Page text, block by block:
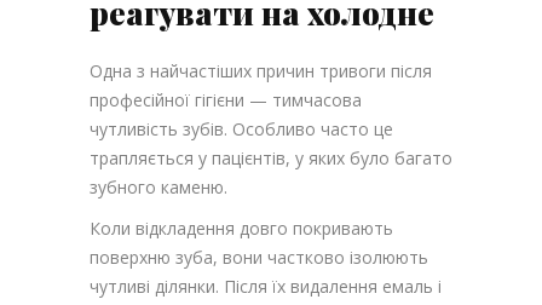
реагувати на холодне
Одна з найчастіших причин тривоги після
професійної гігієни — тимчасова
чутливість зубів. Особливо часто це
трапляється у пацієнтів, у яких було багато
зубного каменю.
Коли відкладення довго покривають
поверхню зуба, вони частково ізолюють
чутливі ділянки. Після їх видалення емаль і